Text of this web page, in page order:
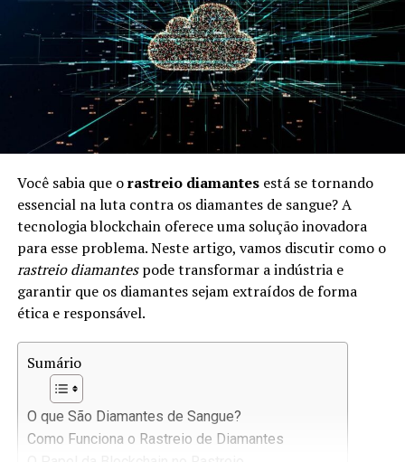
Você sabia que orastreio diamantesestá se tornando
essencial na luta contra os diamantes de sangue? A
tecnologia blockchain oferece uma solução inovadora
para esse problema. Neste artigo, vamos discutir como o
rastreio diamantespode transformar a indústria e
garantir que os diamantes sejam extraídos de forma
ética e responsável.
Sumário
O que São Diamantes de Sangue?
Como Funciona o Rastreio de Diamantes